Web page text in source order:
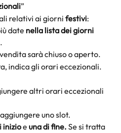
”
relativi ai giorni festivi:
date nella lista dei giorni
.
sarà chiuso o aperto.
indica gli orari eccezionali.
altri orari eccezionali
uno slot.
inizio e una di fine. Se si tratta